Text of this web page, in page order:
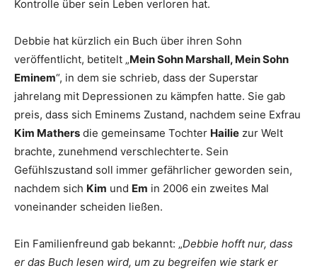
Kontrolle über sein Leben verloren hat.
Debbie hat kürzlich ein Buch über ihren Sohn
veröffentlicht, betitelt „Mein Sohn Marshall, Mein Sohn
Eminem“, in dem sie schrieb, dass der Superstar
jahrelang mit Depressionen zu kämpfen hatte. Sie gab
preis, dass sich Eminems Zustand, nachdem seine Exfrau
Kim Mathers die gemeinsame Tochter Hailie zur Welt
brachte, zunehmend verschlechterte. Sein
Gefühlszustand soll immer gefährlicher geworden sein,
nachdem sich Kim und Em in 2006 ein zweites Mal
voneinander scheiden ließen.
Ein Familienfreund gab bekannt: „Debbie hofft nur, dass
er das Buch lesen wird, um zu begreifen wie stark er